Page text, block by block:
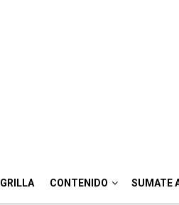
GRILLA CONTENIDO SUMATE